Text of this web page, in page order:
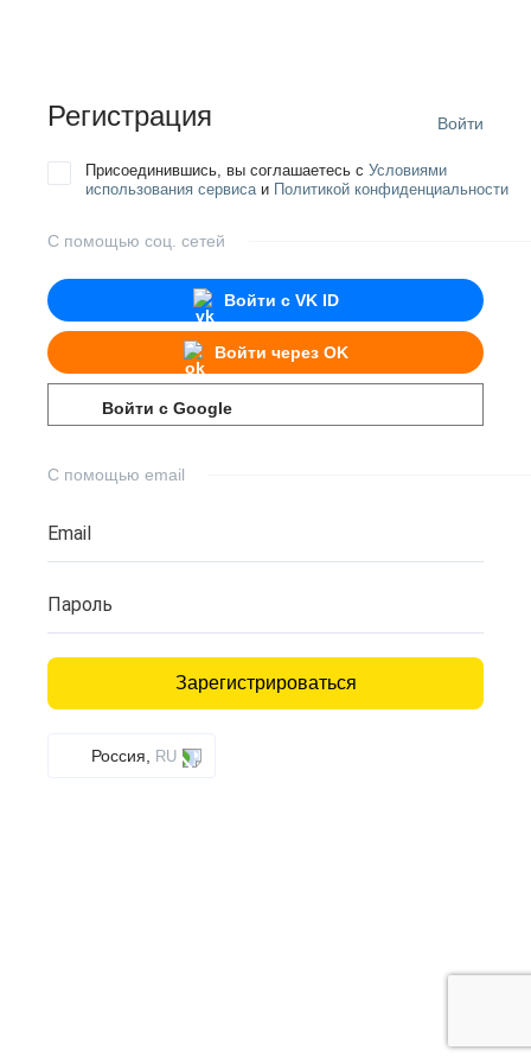
Регистрация Войти
Присоединившись, вы соглашаетесь с Условиями
использования сервисаи Политикой конфиденциальности
С помощью соц. сетей
Войти с VK ID
Войти через OK
Войти с Google
С помощью email
Email
Пароль
Зарегистрироваться
Россия, RU